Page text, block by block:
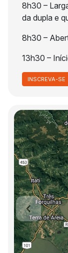
8h30 –
da dupla e
8h30 –
13h30 –
INSCREVA-SE
Previous